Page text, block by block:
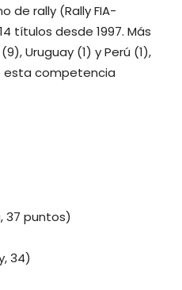
de rally (Rally FIA-
títulos desde 1997. Más
Uruguay (1) y Perú (1),
esta competencia
37 puntos)
34)